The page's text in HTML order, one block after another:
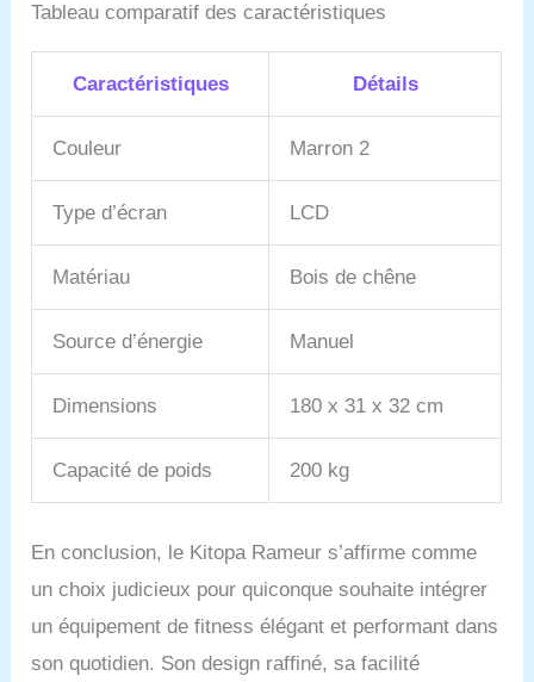
peut profiter de la vie
données : le rameur est
équipé d'un écran
réglable de haute
d'entraînement clés :
temps, temps/500 m,
distance, coup, calories,
watt, spm, pouls. Cette
surveillance complète des
données aide les
de l'entraînement et à
ajuster les programmes
en temps réel pour
facile à installer : rameur
pliable à 180° pour
économiser 80 %
d'espace, taille pliée : 31
x 20 x 96 cm. Équipé de
roues de transport, vous
Tableau comparatif des caractéristiques
Caractéristiques Détails
Couleur Marron 2
Type d’écran LCD
Matériau Bois de chêne
Source d’énergie Manuel
Dimensions 180 x 31 x 32 cm
Capacité de poids 200 kg
En conclusion, le Kitopa Rameur s’affirme comme
un choix judicieux pour quiconque souhaite intégrer
un équipement de fitness élégant et performant dans
son quotidien. Son design raffiné, sa facilité